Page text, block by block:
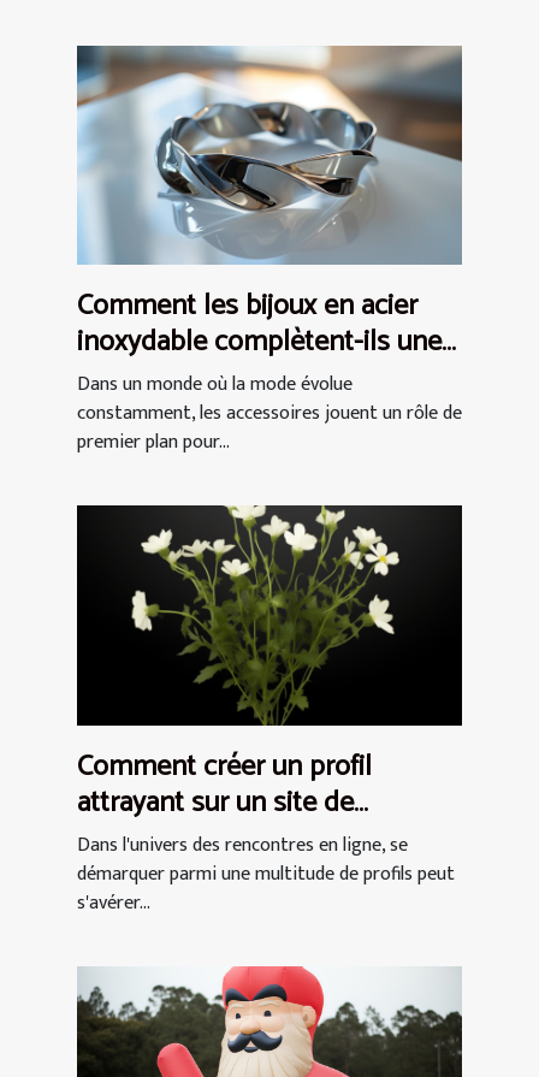
Comment les bijoux en acier
inoxydable complètent-ils une
tenue ?
Dans un monde où la mode évolue
constamment, les accessoires jouent un rôle de
premier plan pour...
Comment créer un profil
attrayant sur un site de
rencontres pour femmes
Dans l'univers des rencontres en ligne, se
démarquer parmi une multitude de profils peut
s'avérer...